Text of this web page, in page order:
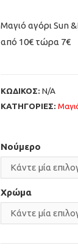
Μαγιό αγόρι Sun
από 10€ τώρα 7€
ΚΩΔΙΚΟΣ: N/A
ΚΑΤΗΓΟΡΙΕΣ:
Νούμερο
Χρώμα